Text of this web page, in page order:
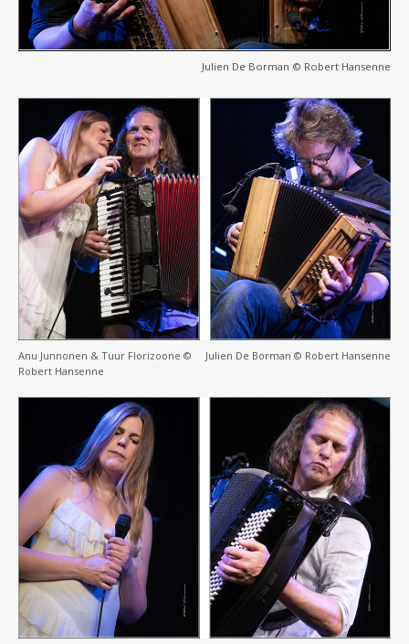
Julien De Borman © Robert Hansenne
Anu Junnonen & Tuur Florizoone ©
Robert Hansenne
Julien De Borman © Robert Hansenne